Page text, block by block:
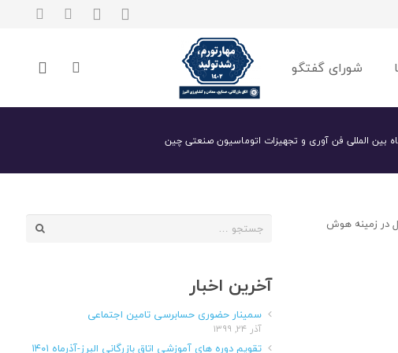
شورای گفتگو
بین المللی فن آوری و تجهیزات اتوماسیون صنعتی چین
گردد. شرکتهای فعال در زمینه هوش
جستجو
آخرین اخبار
سمینار حضوری حسابرسی تامین اجتماعی
آذر ۲۴, ۱۳۹۹
تقویم دوره های آموزشی اتاق بازرگانی البرز-آذرماه ۱۴۰۱